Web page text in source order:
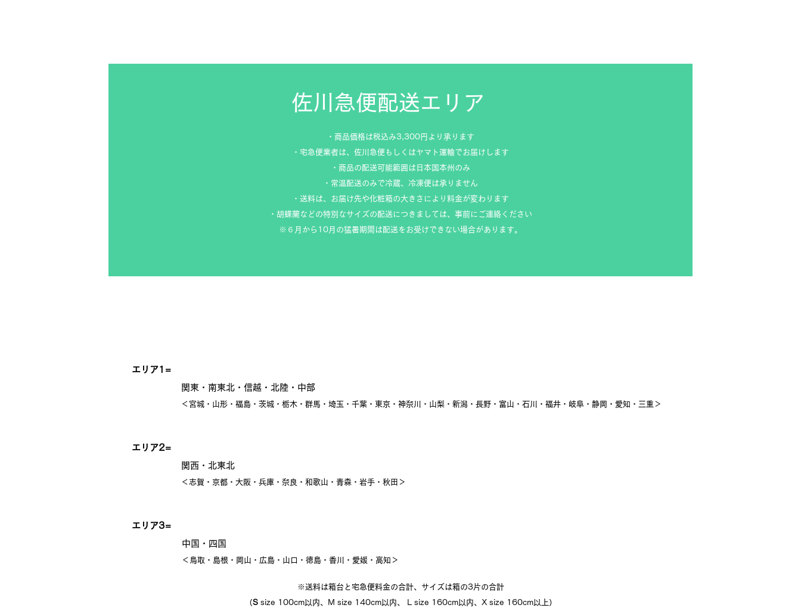
佐川急便配送エリア
・商品価格は税込み3,300円より承ります
・宅急便業者は、佐川急便もしくはヤマト運輸でお届けします
・商品の配送可能範囲は日本国本州のみ
・常温配送のみで冷蔵、冷凍便は承りません
・送料は、お届け先や化粧箱の大きさにより料金が変わります
・胡蝶蘭などの特別なサイズの配送につきましては、事前にご連絡ください
※６月から10月の猛暑期間は配送をお受けできない場合があります。
エリア1=
関東・南東北・信越・北陸・中部
＜宮城・山形・福島・茨城・栃木・群馬・埼玉・千葉・東京・神奈川・山梨・新潟・長野・富山・石川・福井・岐阜・静岡・愛知・三重＞
エリア2=
関西・北東北
＜志賀・京都・大阪・兵庫・奈良・和歌山・青森・岩手・秋田＞
エリア3=
中国・四国
＜鳥取・島根・岡山・広島・山口・徳島・香川・愛媛・高知＞
​※送料は箱台と宅急便料金の合計、サイズは箱の3片の合計
（S size 100cm以内、M size 140cm以内、 L size 160cm以内、X size 160cm以上）